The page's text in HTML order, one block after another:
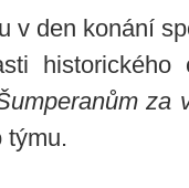
v den konání
za
týmu.